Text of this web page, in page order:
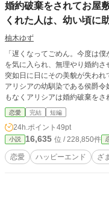
婚約破棄をされてお屋
くれた人は、幼い頃に
柚木ゆず
「遅くなってごめん。今度は僕が君を助ける
を気に入られ、無理やり婚約
突如日に日にその美貌が失わ
アリシアの幼馴染である侯爵
もなくアリシアは婚約破棄を
出されてしまいます。 美貌に
ア。高熱が出ていた彼女は、寒い夜
の少年が現れたのでした。 ※こちらのお話は２０２０年に投稿したお話を、
読者様からいただいたご意見
の性格、ざまぁの内容を変更し
ます。
恋愛 完結 短編
24h.ポイント 49pt
小説 16,635 位 / 228,850件
恋愛 ハッピーエンド ざ